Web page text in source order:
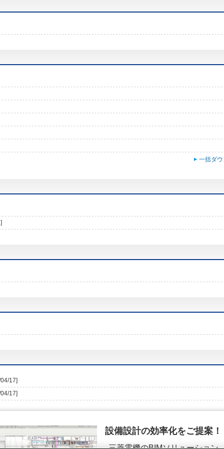
一括ダ
17]
17]
設備設計の効率化をご提案！